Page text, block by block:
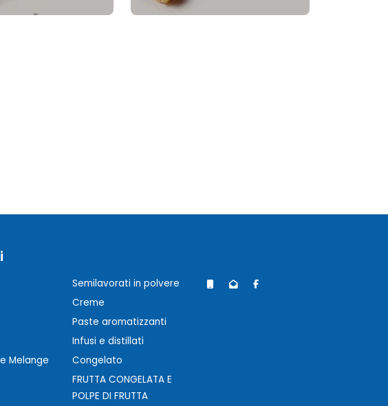
Melange
Semilavorati in polvere
Creme
Paste aromatizzanti
Infusi e distillati
Congelato
FRUTTA CONGELATA E
POLPE DI FRUTTA